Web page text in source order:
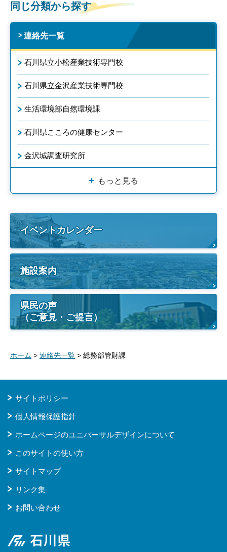
同じ分類から探す
連絡先一覧
石川県立小松産業技術専門校
石川県立金沢産業技術専門校
生活環境部自然環境課
石川県こころの健康センター
金沢城調査研究所
もっと見る
イベントカレンダー
施設案内
県民の声
（ご意見・ご提言）
ホーム > 連絡先一覧 > 総務部管財課
サイトポリシー
個人情報保護指針
ホームページのユニバーサルデザインについて
このサイトの使い方
サイトマップ
リンク集
お問い合わせ
石川県